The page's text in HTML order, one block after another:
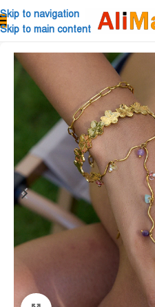
Skip to navigation
Skip to main content